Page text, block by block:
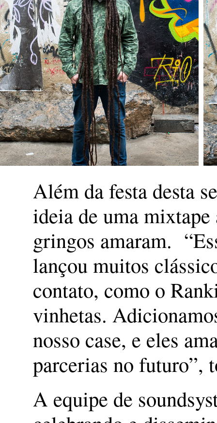
Além da festa desta
ideia de uma
gringos amaram.
lançou muitos
contato, como o
vinhetas.
nosso case, e eles
parcerias no futuro”,
A equipe de